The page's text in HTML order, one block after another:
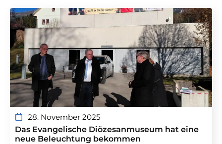
28. November 2025
Das Evangelische Diözesanmuseum hat eine
neue Beleuchtung bekommen